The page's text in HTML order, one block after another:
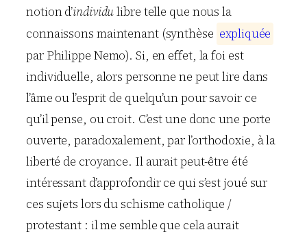
notion d’individulibre telle que nous la
connaissons maintenant (synthèse expliquée
par Philippe Nemo). Si, en effet, la foi est
individuelle, alors personne ne peut lire dans
l’âme ou l’esprit de quelqu’un pour savoir ce
qu’il pense, ou croit. C’est une donc une porte
ouverte, paradoxalement, par l’orthodoxie, à la
liberté de croyance. Il aurait peut-être été
intéressant d’approfondir ce qui s’est joué sur
ces sujets lors du schisme catholique /
protestant : il me semble que cela aurait